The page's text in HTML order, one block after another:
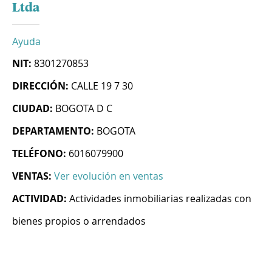
Ltda
Ayuda
NIT: 8301270853
DIRECCIÓN: CALLE 19 7 30
CIUDAD: BOGOTA D C
DEPARTAMENTO: BOGOTA
TELÉFONO: 6016079900
VENTAS: Ver evolución en ventas
ACTIVIDAD: Actividades inmobiliarias realizadas con
bienes propios o arrendados